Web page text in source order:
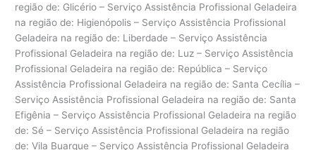
região de: Glicério – Serviço Assistência Profissional Geladeira
na região de: Higienópolis – Serviço Assistência Profissional
Geladeira na região de: Liberdade – Serviço Assistência
Profissional Geladeira na região de: Luz – Serviço Assistência
Profissional Geladeira na região de: República – Serviço
Assistência Profissional Geladeira na região de: Santa Cecília –
Serviço Assistência Profissional Geladeira na região de: Santa
Efigênia – Serviço Assistência Profissional Geladeira na região
de: Sé – Serviço Assistência Profissional Geladeira na região
de: Vila Buarque – Serviço Assistência Profissional Geladeira